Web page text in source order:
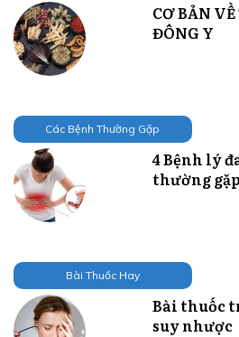
CƠ BẢN
ĐÔNG Y
Các Bệnh Thường Gặp
4 Bệnh lý
thường
Bài Thuốc Hay
Bài thuốc
suy nhược